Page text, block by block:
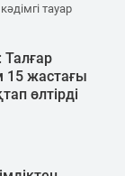
тауар
Талғар
15 жастағы
өлтірді